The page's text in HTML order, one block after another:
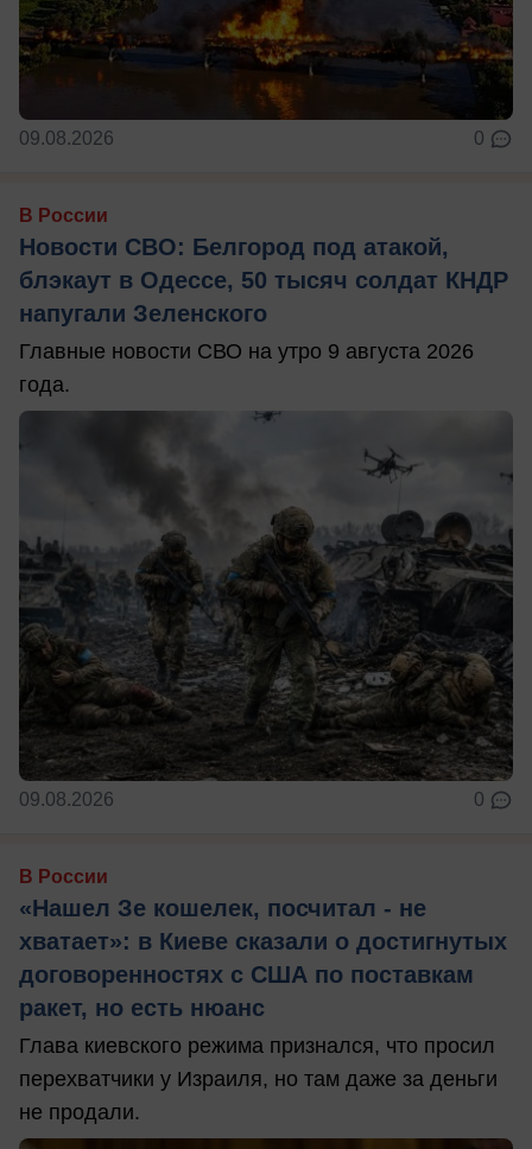
09.08.2026 0
В России
Новости СВО: Белгород под атакой,
блэкаут в Одессе, 50 тысяч солдат КНДР
напугали Зеленского
Главные новости СВО на утро 9 августа 2026
года.
09.08.2026 0
В России
«Нашел Зе кошелек, посчитал - не
хватает»: в Киеве сказали о достигнутых
договоренностях с США по поставкам
ракет, но есть нюанс
Глава киевского режима признался, что просил
перехватчики у Израиля, но там даже за деньги
не продали.